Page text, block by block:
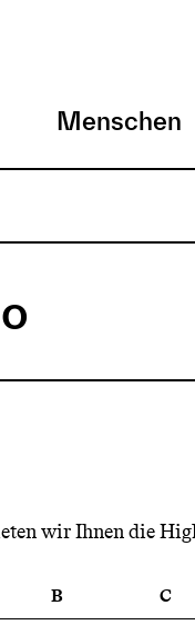
Menschen
wir Ihnen die
B C